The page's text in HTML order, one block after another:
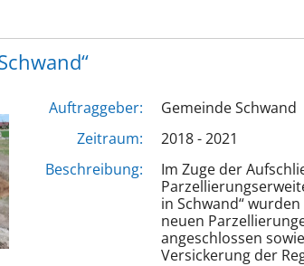
Auftraggeber:
Gemeinde Schwand
Zeitraum:
2018 - 2021
Beschreibung:
Im Zuge der
in Schwand“
neuen
angeschlossen
Versickerung der